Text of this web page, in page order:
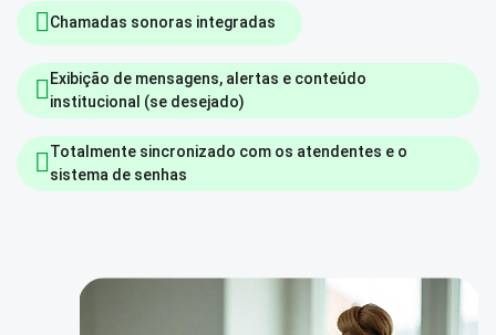
Chamadas sonoras integradas
Exibição de mensagens, alertas e conteúdo
institucional (se desejado)
Totalmente sincronizado com os atendentes e o
sistema de senhas